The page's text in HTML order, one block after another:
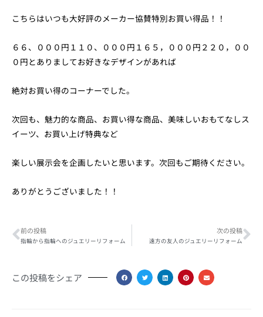
こちらはいつも大好評のメーカー協賛特別お買い得品！！
６６、０００円１１０、０００円１６５，０００円２２０，００
０円とありましてお好きなデザインがあれば
絶対お買い得のコーナーでした。
次回も、魅力的な商品、お買い得な商品、美味しいおもてなしス
イーツ、お買い上げ特典など
楽しい展示会を企画したいと思います。次回もご期待ください。
ありがとうございました！！
Prev
前の投稿
指輪から指輪へのジュエリーリフォーム
次の投稿
遠方の友人のジュエリーリフォーム
この投稿をシェア